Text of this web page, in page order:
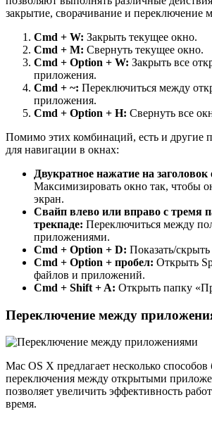
закрытие, сворачивание и переключение
Cmd + W: Закрыть текущее окно.
Cmd + M: Свернуть текущее окно.
Cmd + Option + W: Закрыть все
приложения.
Cmd + ~: Переключиться между
приложения.
Cmd + Option + H: Свернуть все
Помимо этих комбинаций, есть и другие
для навигации в окнах:
Двукратное нажатие на заголовок
Максимизировать окно так, чтобы
экран.
Свайп влево или вправо с тремя
трекпаде: Переключиться между
приложениями.
Cmd + Option + D: Показать/
Cmd + Option + пробел: Открыть
файлов и приложений.
Cmd + Shift + A: Открыть папку
Переключение между
Mac OS X предлагает несколько способов
переключения между открытыми
позволяет увеличить эффективность
время.